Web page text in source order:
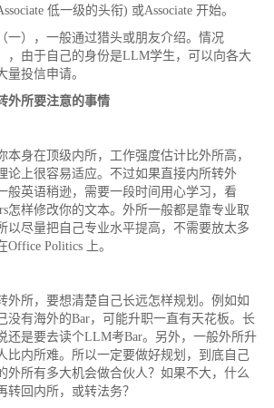
低一级的头衔) 或Associate 开始。
一），一般通过猎头或朋友介绍。情况
，由于自己的身份是LLM学生，可以向各大
量投信申请。
外所要注意的事情
本身在顶级内所，工作强度估计比外所高，
论上很容易适应。不过如果直接内所转外
般英语稍逊，需要一段时间用心学习，看
怎样修改你的文本。外所一般都是靠专业取
以尽量把自己专业水平提高，不需要放太多
Office Politics 上。
外所，要想清楚自己长远怎样规划。例如如
没有海外的Bar，可能升职一直有天花板。长
还是要去读个LLM考Bar。另外，一般外所升
比内所难。所以一定要做好规划，到底自己
外所有多大机会做合伙人？如果不大，什么
转回内所，或转法务？